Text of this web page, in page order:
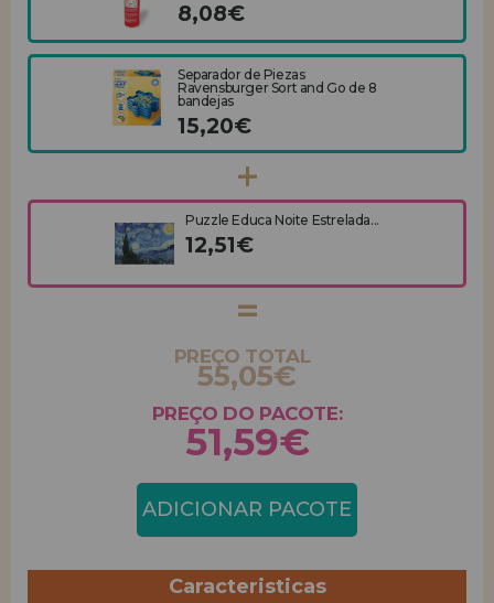
8,08€
Separador de Piezas
Ravensburger Sort and Go de 8
bandejas
15,20€
Puzzle Educa Noite Estrelada...
12,51€
PREÇO TOTAL
55,05€
PREÇO DO PACOTE:
51,59€
ADICIONAR PACOTE
Caracteristicas